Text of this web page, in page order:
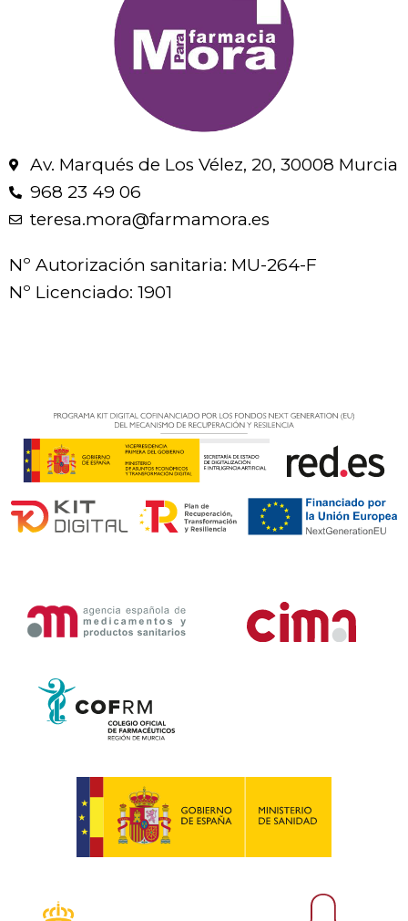
Av. Marqués de Los Vélez, 20, 30008 Murcia
968 23 49 06
teresa.mora@farmamora.es
Nº Autorización sanitaria: MU-264-F
Nº Licenciado: 1901